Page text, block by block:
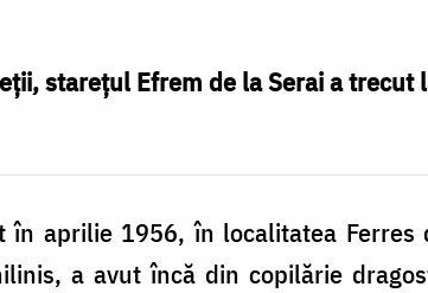
starețul Efrem de la Serai a trecut
aprilie 1956, în localitatea
a avut încă din copilărie